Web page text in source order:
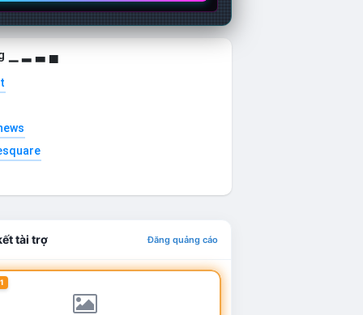
▁ ▂ ▃ ▄
tài trợ Đăng quảng cáo